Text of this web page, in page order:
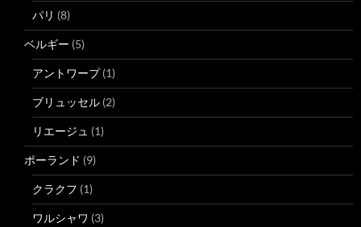
パリ (8)
ベルギー (5)
アントワープ(1)
ブリュッセル (2)
リエージュ (1)
ポーランド (9)
クラクフ (1)
ワルシャワ (3)